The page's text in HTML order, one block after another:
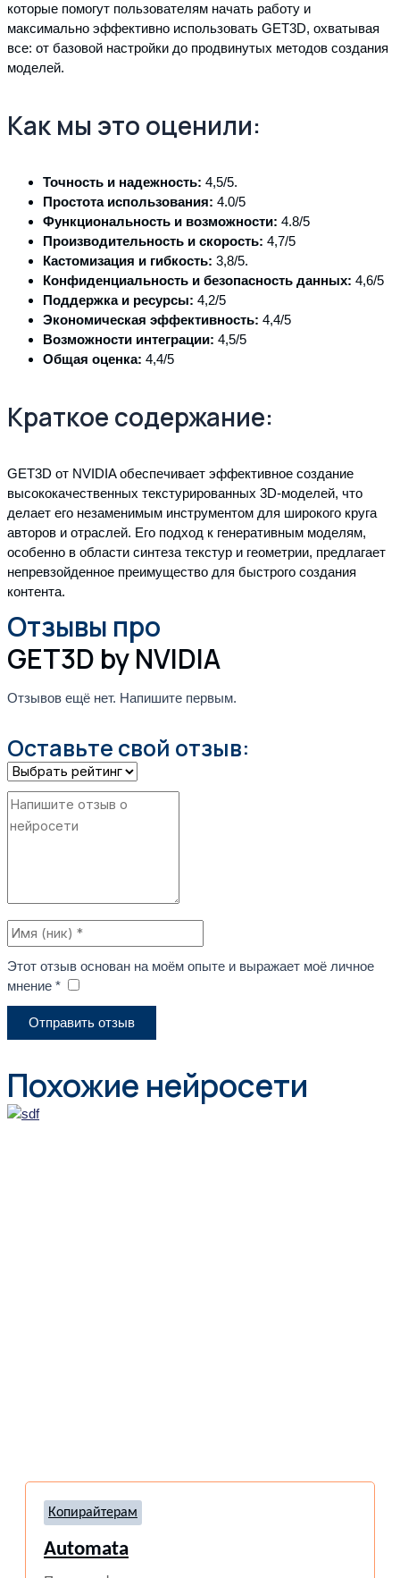
которые помогут пользователям начать работу и
максимально эффективно использовать GET3D, охватывая
все: от базовой настройки до продвинутых методов создания
моделей.
Как мы это оценили:
Точность и надежность: 4,5/5.
Простота использования: 4.0/5
Функциональность и возможности: 4.8/5
Производительность и скорость: 4,7/5
Кастомизация и гибкость: 3,8/5.
Конфиденциальность и безопасность данных: 4,6/5
Поддержка и ресурсы: 4,2/5
Экономическая эффективность: 4,4/5
Возможности интеграции: 4,5/5
Общая оценка: 4,4/5
Краткое содержание:
GET3D от NVIDIA обеспечивает эффективное создание
высококачественных текстурированных 3D-моделей, что
делает его незаменимым инструментом для широкого круга
авторов и отраслей. Его подход к генеративным моделям,
особенно в области синтеза текстур и геометрии, предлагает
непревзойденное преимущество для быстрого создания
контента.
Отзывы про
GET3D by NVIDIA
Отзывов ещё нет. Напишите первым.
Оставьте свой отзыв:
Этот отзыв основан на моём опыте и выражает моё личное
мнение *
Отправить отзыв
Похожие нейросети
Копирайтерам
Automata